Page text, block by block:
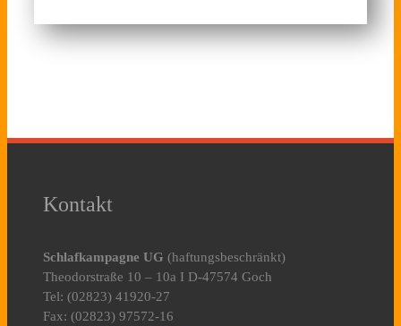
Kontakt
Schlafkampagne UG (haftungsbeschränkt)
Theodorstraße 10 – 10a I D-47574 Goch
Tel: (02823) 41920-27
Fax: (02823) 97572-16